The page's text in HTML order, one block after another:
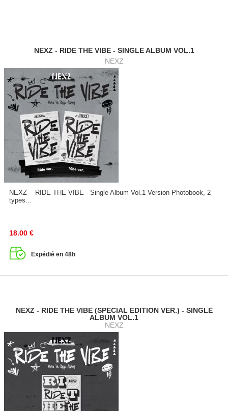
NEXZ - RIDE THE VIBE - SINGLE ALBUM VOL.1
NEXZ
NEXZ - RIDE THE VIBE - Single Album Vol.1 Version Photobook, 2
types...
18.00 €
Expédié en 48h
NEXZ - RIDE THE VIBE (SPECIAL EDITION VER.) - SINGLE
ALBUM VOL.1
NEXZ